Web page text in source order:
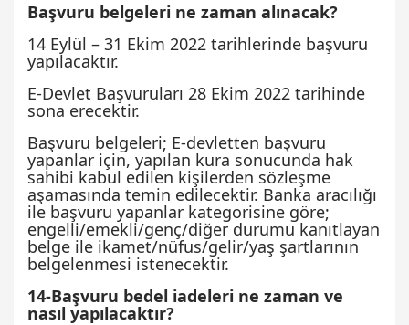
Başvuru belgeleri ne zaman alınacak?
14 Eylül – 31 Ekim 2022 tarihlerinde başvuru
yapılacaktır.
E-Devlet Başvuruları 28 Ekim 2022 tarihinde
sona erecektir.
Başvuru belgeleri; E-devletten başvuru
yapanlar için, yapılan kura sonucunda hak
sahibi kabul edilen kişilerden sözleşme
aşamasında temin edilecektir. Banka aracılığı
ile başvuru yapanlar kategorisine göre;
engelli/emekli/genç/diğer durumu kanıtlayan
belge ile ikamet/nüfus/gelir/yaş şartlarının
belgelenmesi istenecektir.
14-Başvuru bedel iadeleri ne zaman ve
nasıl yapılacaktır?